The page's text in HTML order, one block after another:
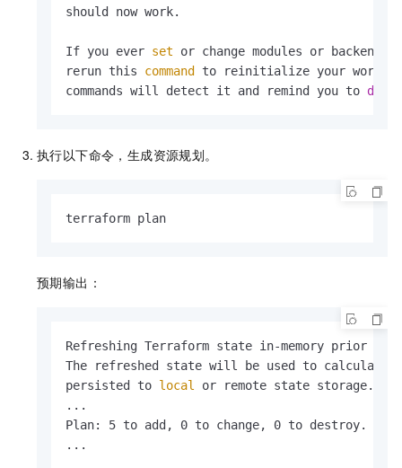
should now work.
If you ever set or change modules or backend
rerun this command
to reinitialize your
commands will detect it and remind you to do
执行以下命令，生成资源规划。
预期输出：
Refreshing Terraform state in-memory prior to
The refreshed state will be used to
persisted to local
or remote state storage.
...
Plan: 5 to add, 0 to change, 0 to destroy.
...